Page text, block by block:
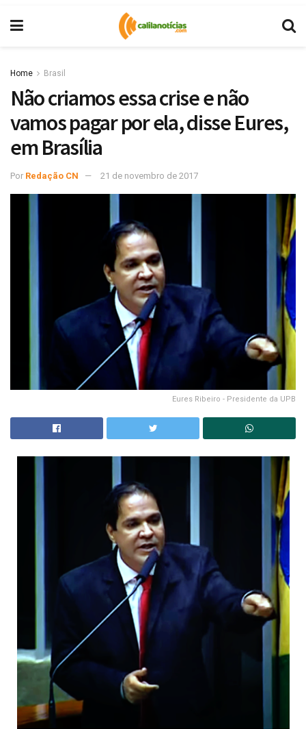
Home Brasil
Não criamos essa crise e não
vamos pagar por ela, disse Eures,
em Brasília
Por Redação CN 21 de novembro de 2017
Eures Ribeiro - Presidente da UPB